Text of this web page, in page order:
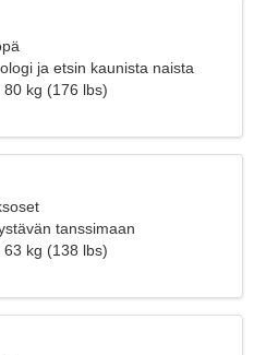
ja etsin kaunista naista
kg (176 lbs)
tanssimaan
kg (138 lbs)